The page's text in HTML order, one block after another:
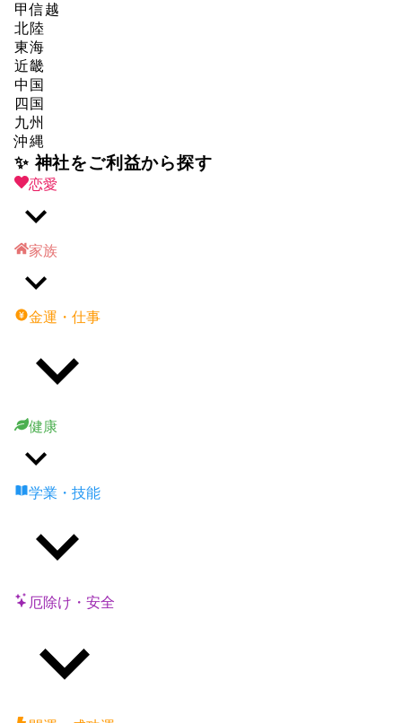
甲信越
北陸
東海
近畿
中国
四国
九州
沖縄
✨ 神社をご利益から探す
恋愛
家族
金運・仕事
健康
学業・技能
厄除け・安全